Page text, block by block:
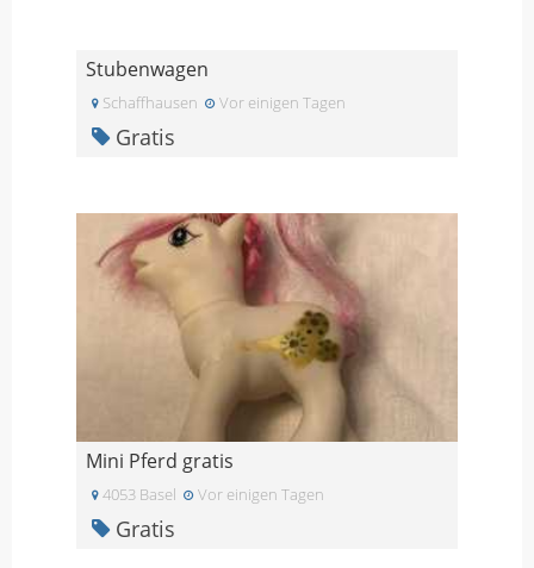
Stubenwagen
Schaffhausen Vor einigen Tagen
Gratis
Mini Pferd gratis
4053 Basel Vor einigen Tagen
Gratis